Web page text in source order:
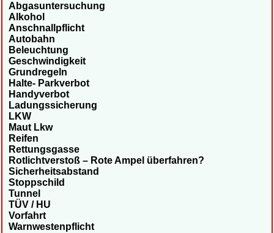
Abgasuntersuchung
Alkohol
Anschnallpflicht
Autobahn
Beleuchtung
Geschwindigkeit
Grundregeln
Halte- Parkverbot
Handyverbot
Ladungssicherung
LKW
Maut Lkw
Reifen
Rettungsgasse
Rotlichtverstoß – Rote Ampel überfahren?
Sicherheitsabstand
Stoppschild
Tunnel
TÜV / HU
Vorfahrt
Warnwestenpflicht